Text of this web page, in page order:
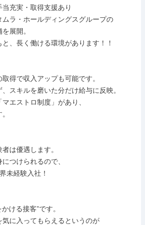
充実・取得支援あり
ムラ・ホールディングスグループの
展開。
、長く働ける環境があります！！
得で収入アップも可能です。
スキルを磨いた分だけ給与に反映。
エストロ制度」があり、
は優遇します。
つけられるので、
未経験入社！
ける接客”です。
気に入ってもらえるというのが